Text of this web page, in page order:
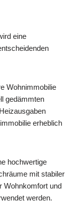
eine
Wohnimmobilie
gedämmten
erheblich
hochwertige
mit stabiler
Wohnkomfort und
werden.